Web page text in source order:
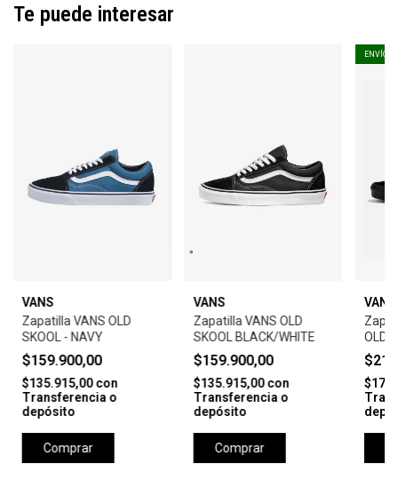
Te puede interesar
VANS
Zapatilla VANS OLD
SKOOL - NAVY
$159.900,00
$135.915,00con
Transferencia o
depósito
Comprar
VANS
Zapatilla VANS OLD
SKOOL BLACK/WHITE
$159.900,00
$135.915,00con
Transferencia o
depósito
Comprar
ENVÍO
VANS
OLD